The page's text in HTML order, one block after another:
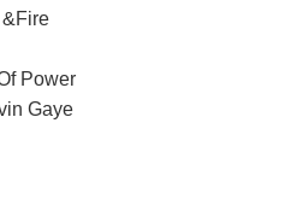
&Fire
Power
Gaye